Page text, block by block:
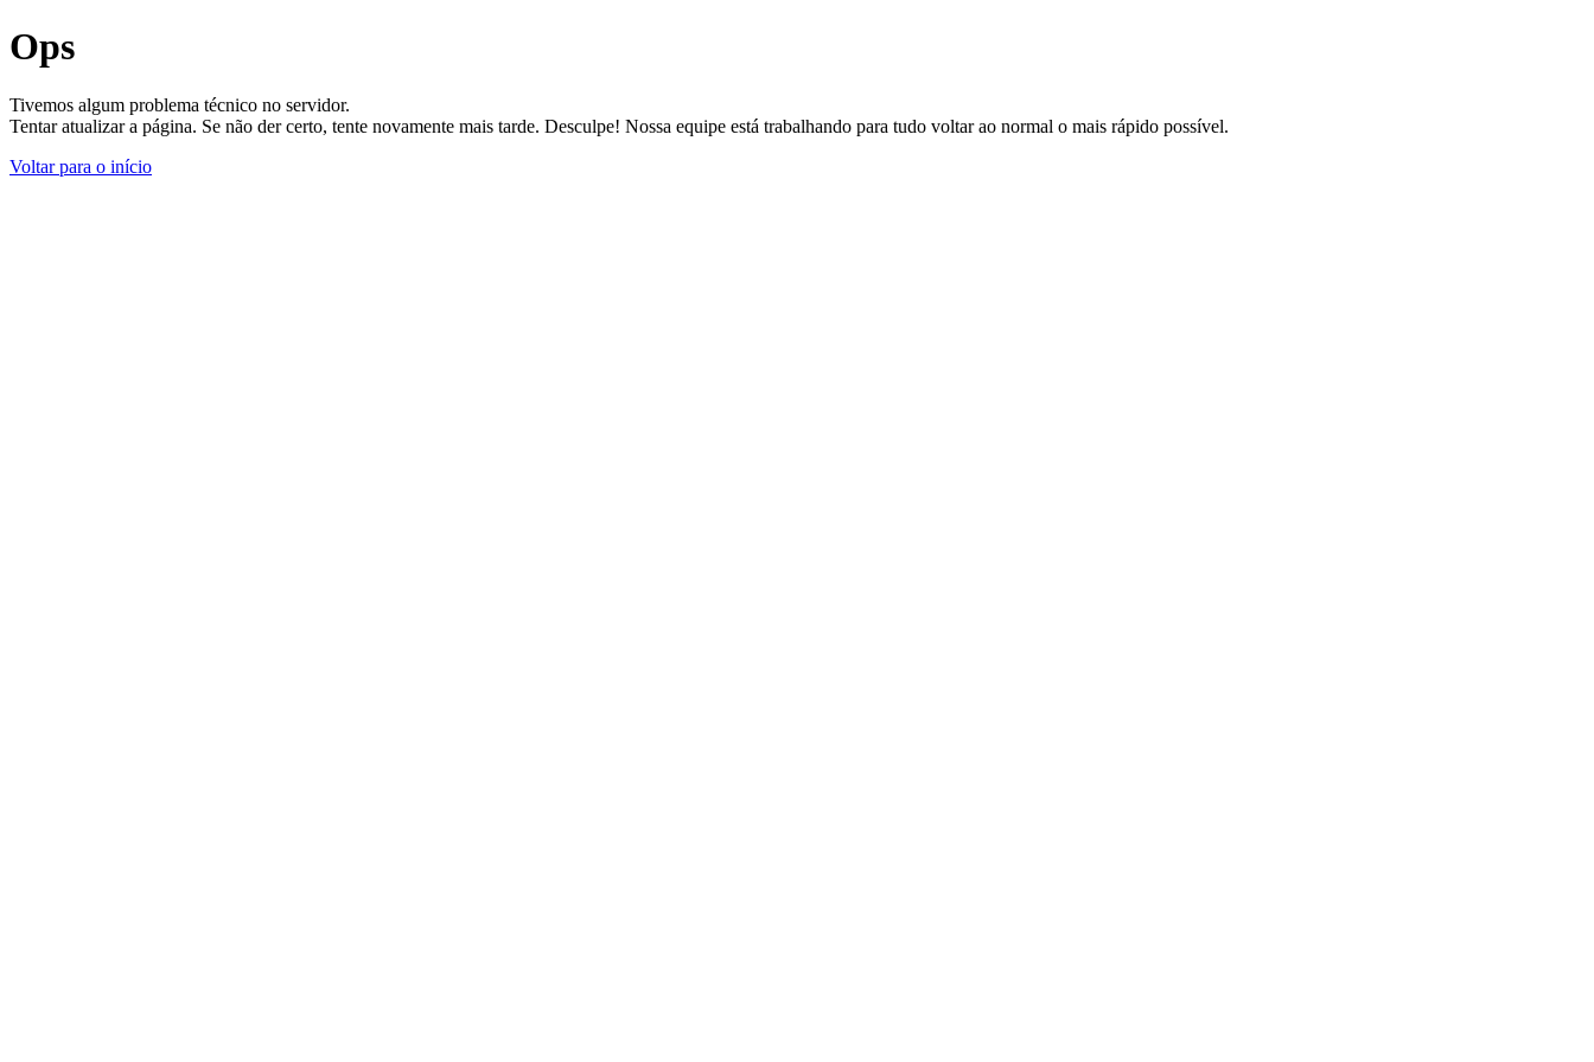
Ops
Tivemos algum problema técnico no servidor.
Tentar atualizar a página. Se não der certo, tente novamente mais tarde. Desculpe! Nossa equipe está trabalhando para tudo voltar ao normal o mais rápido possível.
Voltar para o início